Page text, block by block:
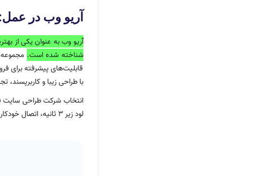
آریو وب در
آریو وب به عنوان یکی از
شناخته شده است.
قابلیت‌های پیشرفته برای
با طراحی زیبا و
انتخاب شرکت طراحی سایت
لود زیر ۳ ثانیه، اتصال خودکار به ترب و حسابداری و رابط کاربری جذاب، باعث رضایت مشتریان ما شده است.